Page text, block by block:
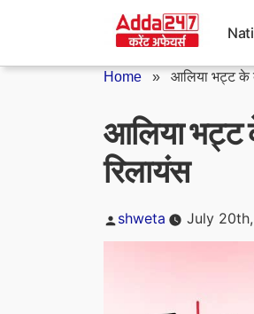
Home » आलिया भट्ट के
आलिया भट्ट
रिलायंस
Posted
shweta July